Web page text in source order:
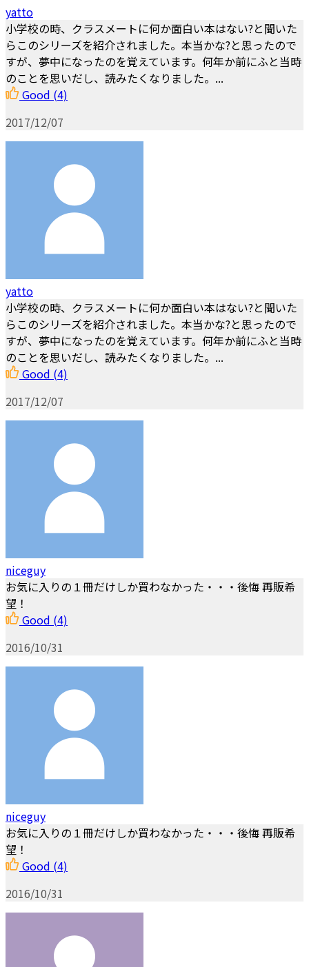
yatto
小学校の時、クラスメートに何か面白い本はない?と聞いた
らこのシリーズを紹介されました。本当かな?と思ったので
すが、夢中になったのを覚えています。何年か前にふと当時
のことを思いだし、読みたくなりました。...
Good (4)
2017/12/07
yatto
小学校の時、クラスメートに何か面白い本はない?と聞いた
らこのシリーズを紹介されました。本当かな?と思ったので
すが、夢中になったのを覚えています。何年か前にふと当時
のことを思いだし、読みたくなりました。...
Good (4)
2017/12/07
niceguy
お気に入りの１冊だけしか買わなかった・・・後悔 再販希
望！
Good (4)
2016/10/31
niceguy
お気に入りの１冊だけしか買わなかった・・・後悔 再販希
望！
Good (4)
2016/10/31